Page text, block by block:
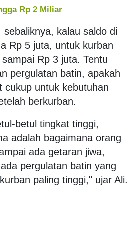
Rp 2 Miliar
kalau saldo di
Rp 5 juta, untuk kurban
Rp 3 juta. Tentu
pergulatan batin, apakah
cukup untuk kebutuhan
berkurban.
betul tingkat tinggi,
adalah bagaimana orang
ada getaran jiwa,
pergulatan batin yang
paling tinggi," ujar Ali.